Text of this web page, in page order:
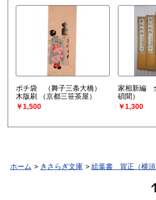
ポチ袋 （舞子三条大橋）
木版刷
（京都三笹茶屋）
￥1,500
家相新編
碩聞）
￥1,300
ホーム きさらぎ文庫 絵葉書 賀正（横須